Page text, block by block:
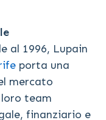
al 1996, Lupain
porta una
mercato
team
finanziario e